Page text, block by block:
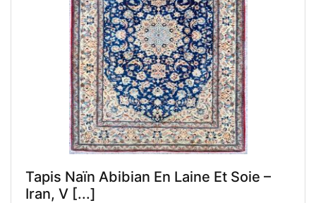
Tapis Naïn Abibian En Laine Et Soie –
Iran, V [...]